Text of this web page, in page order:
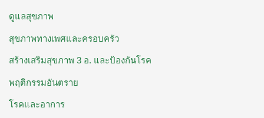
ดูแลสุขภาพ
สุขภาพทางเพศและครอบครัว
สร้างเสริมสุขภาพ 3 อ. ​และป้องกันโรค
พฤติกรรมอันตราย
โรคและอาการ